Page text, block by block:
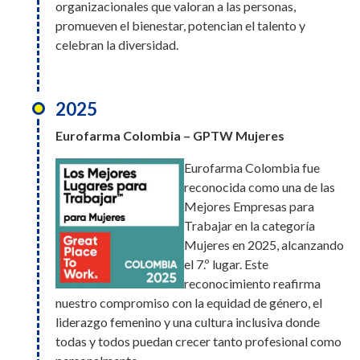
accidentes de trabajo, además de iniciativas de
sostenibilidad y preservación ambiental, y la 12.ª
edición del Premio Bumerangue.
Eurofarma Bolivia – GPTW
participación en el ranking de
Great Place to Work,
alcanzamos el 14.º lugar entre
las mejores empresas para
trabajar en el país. Un resultado que refleja la
dedicación de un equipo que actúa con pasión,
propósito y colaboración.
2025
alcanzando el 3.er
lugar. Este reconocimiento reafirma nuestro
compromiso con la equidad de género, el
profesional como personalmente.
2025
M&A Connect Awards
Eurofarma fue galardonada
con el premio a la Mejor
Estrategia (Low Cap) del año
en los M&A Connect Awards.
El reconocimiento llegó tras
tres grandes adquisiciones
realizadas por Eurofarma en los últimos años: Genfar,
organizacionales que valoran a las personas,
promueven el bienestar, potencian el talento y
celebran la diversidad.
2025
Eurofarma Colombia – GPTW Mujeres
Eurofarma Colombia fue
reconocida como una de las
Mejores Empresas para
Trabajar en la categoría
Mujeres en 2025, alcanzando
el 7.º lugar. Este
reconocimiento reafirma
nuestro compromiso con la equidad de género, el
liderazgo femenino y una cultura inclusiva donde
todas y todos puedan crecer tanto profesional como